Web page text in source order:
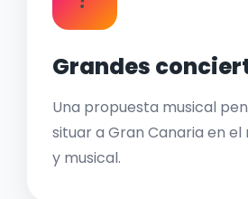
Grandes
Una propuesta musical
situar a Gran Canaria en
y musical.